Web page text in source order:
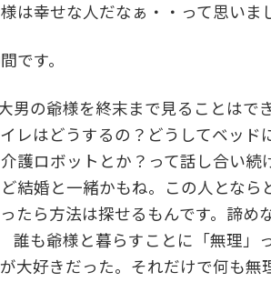
は幸せな人だなぁ・・って思いま
です。
男の爺様を終末まで見ることはで
レはどうするの？どうしてベッド
護ロボットとか？って話し合い続
結婚と一緒かもね。この人となら
たら方法は探せるもんです。諦め
も爺様と暮らすことに「無理」
大好きだった。それだけで何も無